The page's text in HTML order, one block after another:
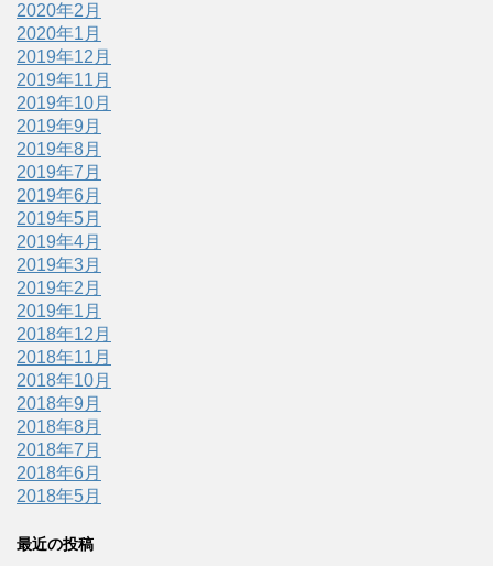
2020年2月
2020年1月
2019年12月
2019年11月
2019年10月
2019年9月
2019年8月
2019年7月
2019年6月
2019年5月
2019年4月
2019年3月
2019年2月
2019年1月
2018年12月
2018年11月
2018年10月
2018年9月
2018年8月
2018年7月
2018年6月
2018年5月
最近の投稿